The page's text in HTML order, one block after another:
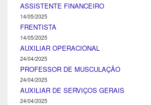
ASSISTENTE FINANCEIRO
14/05/2025
FRENTISTA
14/05/2025
AUXILIAR OPERACIONAL
24/04/2025
PROFESSOR DE MUSCULAÇÃO
24/04/2025
AUXILIAR DE SERVIÇOS GERAIS
24/04/2025